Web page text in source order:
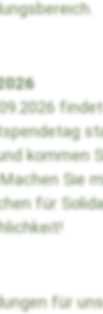
kommen
Machen Sie
für
für